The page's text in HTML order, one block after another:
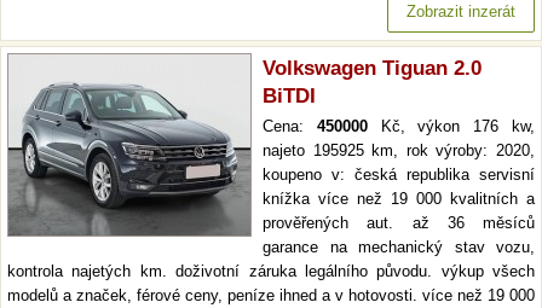
Zobrazit inzerát
Volkswagen Tiguan 2.0
BiTDI
Cena: 450000Kč, výkon 176 kw,
najeto 195925 km, rok výroby: 2020,
koupeno v: česká republika servisní
knížka více než 19 000 kvalitních a
prověřených aut. až 36 měsíců
garance na mechanický stav vozu,
kontrola najetých km. doživotní záruka legálního původu. výkup všech
modelů a značek, férové ceny, peníze ihned a v hotovosti. více než 19 000